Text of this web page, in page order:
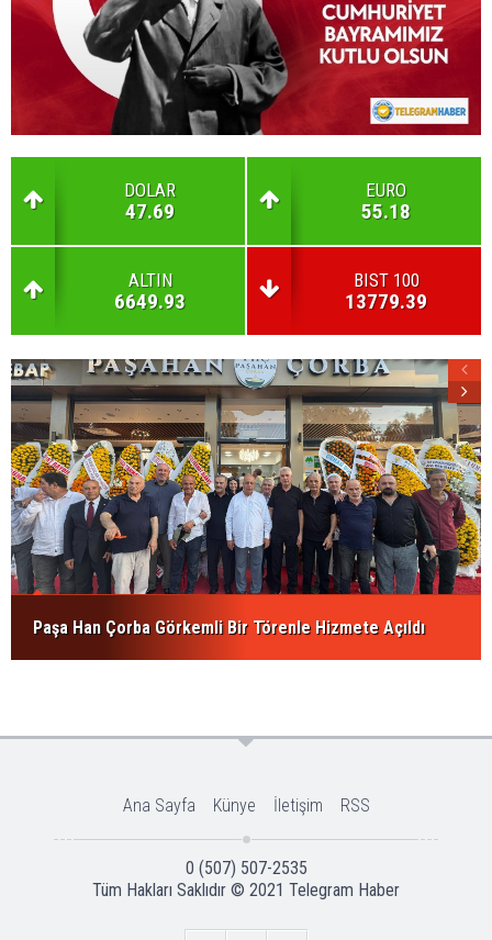
DOLAR
47.69
EURO
55.18
ALTIN
6649.93
BIST 100
13779.39
Paşa Han Çorba Görkemli Bir Törenle Hizmete Açıldı
Ana Sayfa Künye İletişim RSS
0 (507) 507-2535
Tüm Hakları Saklıdır © 2021 Telegram Haber